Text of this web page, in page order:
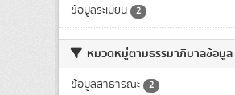
ข้อมูลระเบียน 2
หมวดหมู่ตามธรรมาภิบาลข้อมูล
ข้อมูลสาธารณะ 2